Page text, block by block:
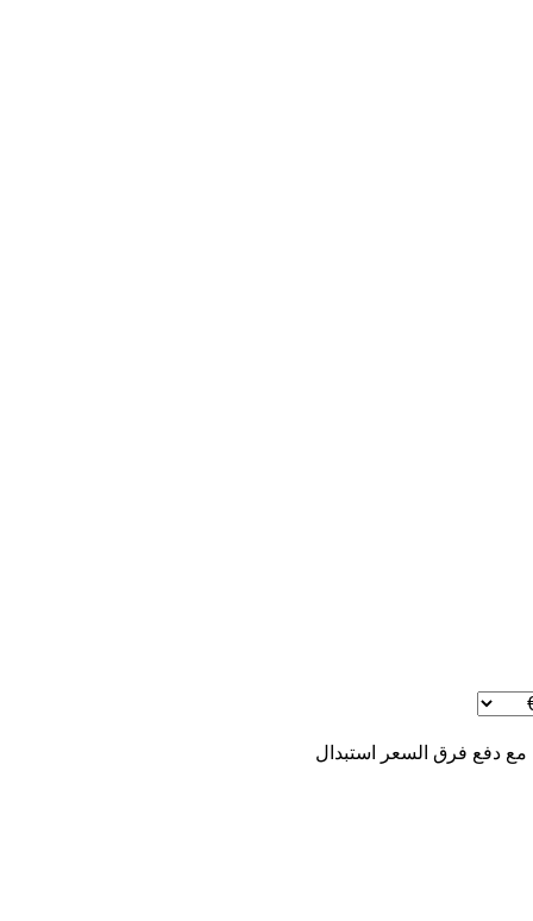
مع دفع فرق السعر استبدال